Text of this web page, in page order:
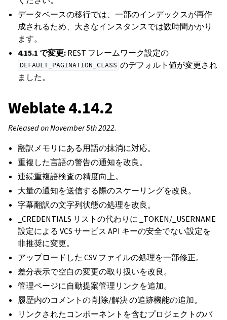
データベースの移行では、一部のインデックスが再作
成されるため、大きなインスタンスでは数時間かかり
ます。
4.15.1 で変更:REST フレームワーク設定の
DEFAULT_PAGINATION_CLASS のデフォルト値が変更され
ました。
Weblate 4.14.2
Released on November 5th 2022.
翻訳メモリにある用語の抹消に対応。
重複した言語の警告の通知を改良。
連続重複語検査の精度向上。
大量の通知を送信する際のスケーリングを改良。
字幕翻訳の文字列状態の処理を改良。
_CREDENTIALS リストの代わりに _TOKEN/_USERNAME
設定による VCS サービス API キーの安全でない設定を
非推奨に変更。
アップロードした CSV ファイルの処理を一部修正。
差分表示で空白の変更の取り扱いを改良。
管理ページに自動提案管理リンクを追加。
履歴内のコメントの 削除/解決 の追跡機能の追加。
リンクされたコンポーネントを含むプロジェクトのバ